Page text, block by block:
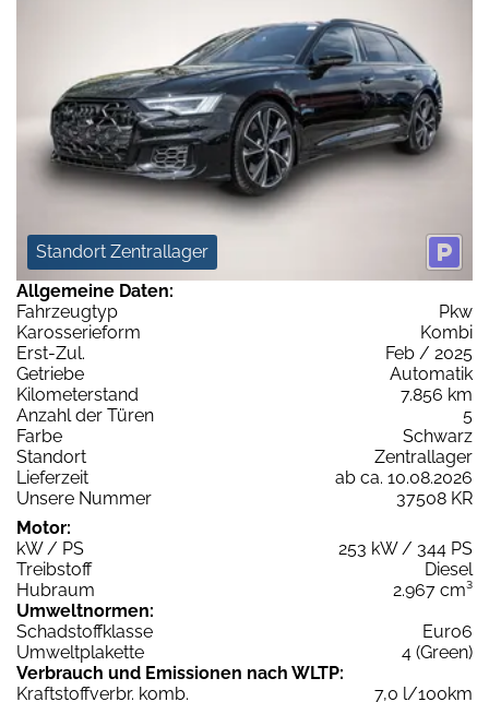
Standort Zentrallager
Allgemeine Daten:
Fahrzeugtyp
Pkw
Karosserieform
Kombi
Erst-Zul.
Feb / 2025
Getriebe
Automatik
Kilometerstand
7.856 km
Anzahl der Türen
5
Farbe
Schwarz
Standort
Zentrallager
Lieferzeit
ab ca. 10.08.2026
Unsere Nummer
37508 KR
Motor:
kW / PS
253 kW / 344 PS
Treibstoff
Diesel
Hubraum
2.967 cm³
Umweltnormen:
Schadstoffklasse
Euro6
Umweltplakette
4 (Green)
Verbrauch und Emissionen nach WLTP:
Kraftstoffverbr. komb.
7,0 l/100km